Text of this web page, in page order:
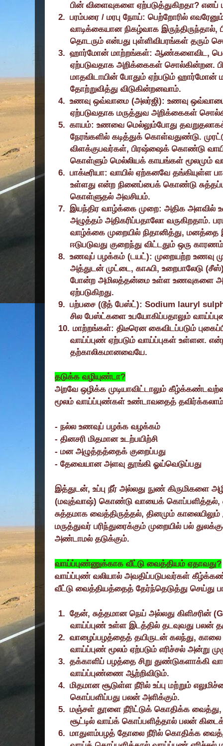
பின் விளைவுகளை ஏற்படுத்துகிறதா?எனப்
2. பரம்பரை / மரபு நோய்: பெற்றோரில்
வாடிக்கையான நிகழ்வாக இருந்திருந்தால்,
தொடரும் என்பது புள்ளிவிபரங்கள் தரும்
3. ஹார்மோன் மாற்றங்கள்: ஆண்களைவிட,
ஏற்படுவதாக அறிக்கைகள் சொல்கின்றன.
மாதவிடாயின் போதும் ஏற்படும்
தோற்றுவித்து விடுகின்றனவாம்.
4. உணவு ஒவ்வாமை (அலர்ஜி): உணவு
ஏற்படுவதாக மருத்துவ அறிக்கைகள்
5. காயம்: உணவை மெல்லும்போது
நேரங்களில் கடித்துக் கொள்வதுண்டு.
விளக்குபவர்கள்,பிரஷ்ஷைக் கொண்டு
கொள்ளும் மெல்லியக் காயங்கள் மூலமும்
6. பாக்டீரியா: வாயில் ஏற்கனவே தங்கியுள்ள
உள்ளது என்ற நினைப்பைக் கொண்டு
கொள்ளுதல் அவசியம்.
7. இயந்திர வாழ்க்கை முறை: அதிக அளவில்
அழுத்தம் அதிகரிப்பதாலோ வருகிறதாம்.
வாழ்க்கை முறையில் நிதானித்து,மனத்தை
ஈடுபடுவது குறைந்து விட்டதும் ஒரு
8. உணவுப் பழக்கம் (டயட்): முறையற்ற உணவு
அத்துடன் முட்டை,காஃபி,உறைபாலேடு
போன்ற அமிலத்தன்மை உள்ள உணவுகளை
ஏற்படுகிறது.
9. பற்பசை (டூத் பேஸ்ட்):Sodium lauryl
சில பேஸ்ட்களை உபயோகிப்பதாலும்
10. மாற்றங்கள்: திடீரென கைவிடப்படும்
வாய்ப்புண் ஏற்படும் வாய்ப்புகள் உள்ளன.
தற்காலிகமானவையே.
தடுக்க வழியுண்டா?
அறவே ஒழிக்க முடியாவிட்டாலும்
மூலம் வாய்ப்புண்கள் உண்டாவதைத்
- நல்ல உணவுப் பழக்க வழக்கம்
- தினசரி மிதமான உடற்பயிற்சி
- மன அழுத்தத்தைக் குறைப்பது
- தேவையான அளவு தூங்கி ஓய்வெடுப்பது
இத்துடன், உப்பு நீர் அல்லது நுண் கிருமிகளை
(மவுத்வாஷ்) கொண்டு வாயைக் கொப்பளித்தல்,
சுத்தமாக வைத்திருத்தல், தினமும்
மருத்துவர் பரிந்துரைக்கும் முறையில் பல்
அண்டாமல் தடுக்கும்.
வாய்ப்புண்ணுக்காக வீட்டு வைத்தியம் ஏதாவது?
வாய்ப்புண் வலியால் அவதிப்படுபவர்கள்
வீட்டு வைத்தியத்தைத் தேர்ந்தெடுத்து செய்து
1. தேன்,சுத்தமான நெய் அல்லது கிளிசரின் (
வாய்ப்புண் உள்ள இடத்தில் தடவுவது பலன்
2. வாழைப்பழத்தைத் தயிருடன் கலந்து,
வாய்ப்புண் மூலம் ஏற்படும் எரிச்சல் அன்று
3. தக்காளிப் பழத்தை சிறு துண்டுகளாக்கி
வாய்ப்புண்ணை ஆற்றிவிடும்.
4. மிதமான சூடுள்ள நீரில் உப்பு மற்றும்
கொப்பளிப்பது பலன் அளிக்கும்.
5. மஞ்சள் தூளை நீரிட்டுக் கொதிக்க வைத்து
சூட்டில் வாய்க் கொப்பளித்தால் பலன்
6. மாதுளம்பழத் தோலை நீரில் கொதிக்க